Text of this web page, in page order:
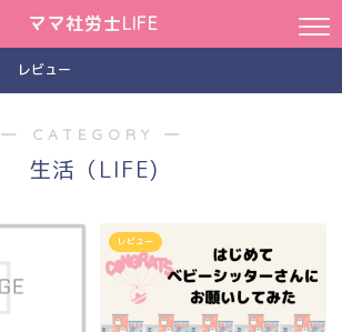
ママ社労士LIFE
レビュー
― CATEGORY ―
生活（LIFE)
レビュー